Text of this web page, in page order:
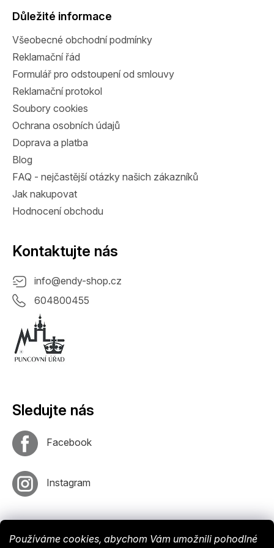
Používáme cookies, abychom Vám umožnili pohodlné
Důležité informace
Všeobecné obchodní podmínky
Reklamační řád
Formulář pro odstoupení od smlouvy
Reklamační protokol
Soubory cookies
Ochrana osobních údajů
Doprava a platba
Blog
FAQ - nejčastější otázky našich zákazníků
Jak nakupovat
Hodnocení obchodu
Kontaktujte nás
info@endy-shop.cz
604800455
Sledujte nás
Facebook
Instagram